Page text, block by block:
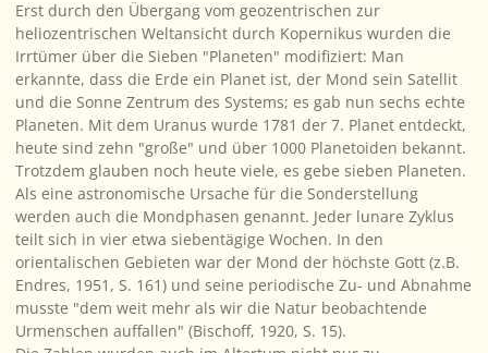
Erst durch den Übergang vom geozentrischen zur
heliozentrischen Weltansicht durch Kopernikus wurden die
Irrtümer über die Sieben "Planeten" modifiziert: Man
erkannte, dass die Erde ein Planet ist, der Mond sein Satellit
und die Sonne Zentrum des Systems; es gab nun sechs echte
Planeten. Mit dem Uranus wurde 1781 der 7. Planet entdeckt,
heute sind zehn "große" und über 1000 Planetoiden bekannt.
Trotzdem glauben noch heute viele, es gebe sieben Planeten.
Als eine astronomische Ursache für die Sonderstellung
werden auch die Mondphasen genannt. Jeder lunare Zyklus
teilt sich in vier etwa siebentägige Wochen. In den
orientalischen Gebieten war der Mond der höchste Gott (z.B.
Endres, 1951, S. 161) und seine periodische Zu- und Abnahme
musste "dem weit mehr als wir die Natur beobachtende
Urmenschen auffallen" (Bischoff, 1920, S. 15).